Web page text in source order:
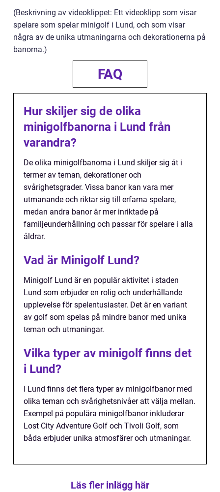
(Beskrivning av videoklippet: Ett videoklipp som visar
spelare som spelar minigolf i Lund, och som visar
några av de unika utmaningarna och dekorationerna på
banorna.)
FAQ
Hur skiljer sig de olika
minigolfbanorna i Lund från
varandra?
De olika minigolfbanorna i Lund skiljer sig åt i
termer av teman, dekorationer och
svårighetsgrader. Vissa banor kan vara mer
utmanande och riktar sig till erfarna spelare,
medan andra banor är mer inriktade på
familjeunderhållning och passar för spelare i alla
åldrar.
Vad är Minigolf Lund?
Minigolf Lund är en populär aktivitet i staden
Lund som erbjuder en rolig och underhållande
upplevelse för spelentusiaster. Det är en variant
av golf som spelas på mindre banor med unika
teman och utmaningar.
Vilka typer av minigolf finns det
i Lund?
I Lund finns det flera typer av minigolfbanor med
olika teman och svårighetsnivåer att välja mellan.
Exempel på populära minigolfbanor inkluderar
Lost City Adventure Golf och Tivoli Golf, som
båda erbjuder unika atmosfärer och utmaningar.
Läs fler inlägg här